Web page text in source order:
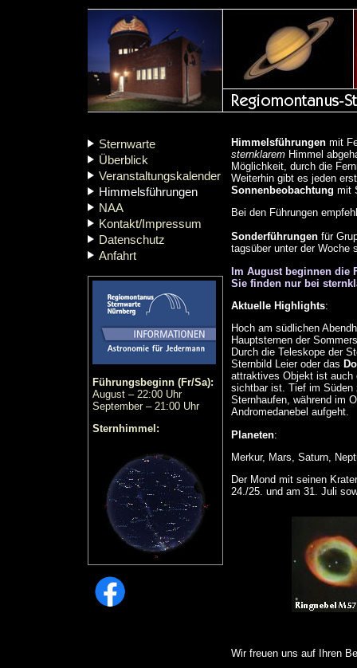
Sternwarte
Überblick
Veranstaltungskalender
Himmelsführungen
NAA
Kontakt/Impressum
Datenschutz
Anfahrt
Führungsbeginn (Fr/Sa):
August – 22:00 Uhr
September – 21:00 Uhr
Sternhimmel:
Himmelsführungen mit
sternklarem Himmel
Möglichkeit, durch die
Weiterhin gibt es jeden
Sonnenbeobachtung mit
Bei den Führungen
Sonderführungen für
tagsüber unter der Woche
Im August beginnen die
Sie finden nur bei
Aktuelle Highlights:
Hoch am südlichen
Hauptsternen der
Durch die Teleskope der
Sternbild Leier oder das
attraktives Objekt ist
sichtbar ist. Tief im Süden
Sternhaufen, während im
Andromedanebel aufgeht.
Planeten:
Merkur, Mars, Saturn,
Der Mond mit seinen
24./25. und am 31. Juli
Wir freuen uns auf Ihren